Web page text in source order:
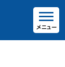
メニュー